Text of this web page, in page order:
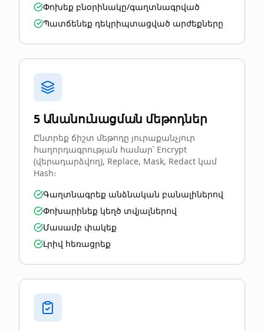
Փոխեք բնօրինակը/գաղտնագրված
Պատճենեք դեկրիպտացված արժեքները
5 Անանունացման մեթոդներ
Ընտրեք ճիշտ մեթոդը յուրաքանչյուր
հաղորդագրության համար՝ Encrypt
(վերադարձվող), Replace, Mask, Redact կամ
Hash։
Գաղտնագրեք անձնական բանալիներով
Փոխարինեք կեղծ տվյալներով
Մասամբ փակեք
Լրիվ հեռացրեք